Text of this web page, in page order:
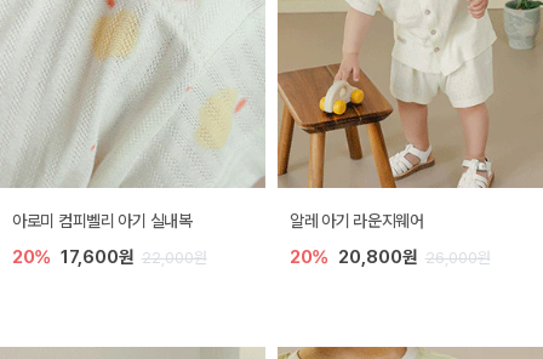
아로미 컴피벨리 아기 실내복
20% 17,600원 22,000원
알레 아기 라운지웨어
20% 20,800원 26,000원